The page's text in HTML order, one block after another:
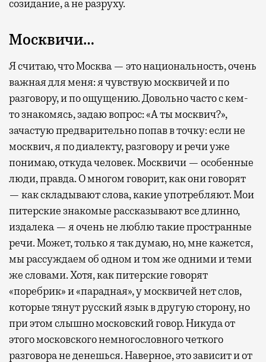
созидание, а не разруху.
Москвичи…
Я считаю, что Москва — это национальность, очень
важная для меня: я чувствую москвичей и по
разговору, и по ощущению. Довольно часто с кем-
то знакомясь, задаю вопрос: «А ты москвич?»,
зачастую предварительно попав в точку: если не
москвич, я по диалекту, разговору и речи уже
понимаю, откуда человек. Москвичи — особенные
люди, правда. О многом говорит, как они говорят
— как складывают слова, какие употребляют. Мои
питерские знакомые рассказывают все длинно,
издалека — я очень не люблю такие пространные
речи. Может, только я так думаю, но, мне кажется,
мы рассуждаем об одном и том же одними и теми
же словами. Хотя, как питерские говорят
«поребрик» и «парадная», у москвичей нет слов,
которые тянут русский язык в другую сторону, но
при этом слышно московский говор. Никуда от
этого московского немногословного четкого
разговора не денешься. Наверное, это зависит и от